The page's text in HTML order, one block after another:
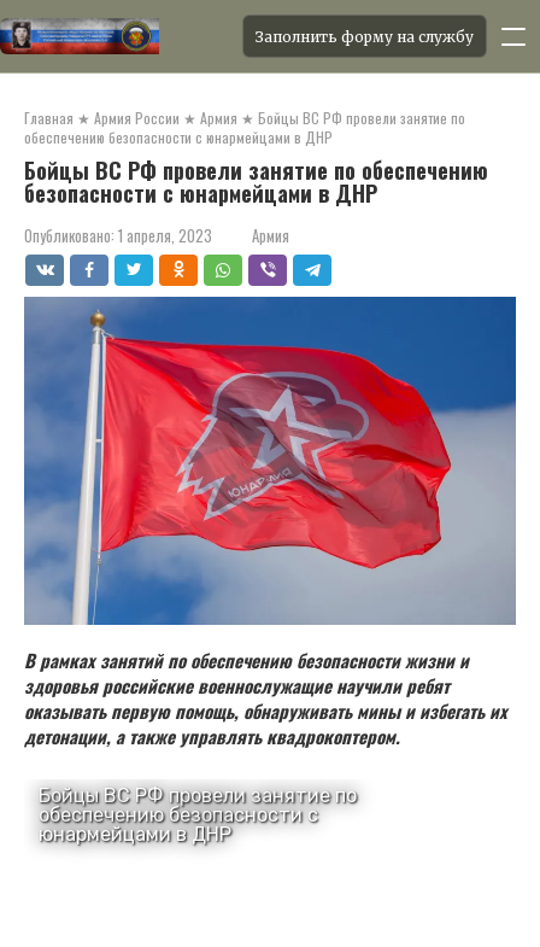
контенту
Заполнить форму на службу
Главная ★ Армия России ★ Армия ★ Бойцы ВС РФ провели занятие по
обеспечению безопасности с юнармейцами в ДНР
Бойцы ВС РФ провели занятие по обеспечению
безопасности с юнармейцами в ДНР
Опубликовано: 1 апреля, 2023 Армия
В рамках занятий по обеспечению безопасности жизни и
здоровья российские военнослужащие научили ребят
оказывать первую помощь, обнаруживать мины и избегать их
детонации, а также управлять квадрокоптером.